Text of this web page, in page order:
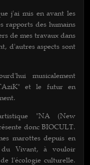
j'ai mis en avant les
rapports des humains
de mes travaux dans
d'autres aspects sont
musicalement
et le futur en
"NA (New
donc BIOCULT.
marottes depuis en
Vivant, à vouloir
l'écologie culturelle.